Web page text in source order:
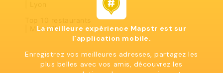
| Marseille
La meilleure expérience Mapstr est sur
l'application mobile.
Enregistrez vos meilleures adresses, partagez les
plus belles avec vos amis, découvrez les